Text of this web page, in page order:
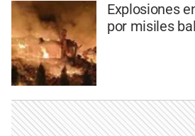
Explosiones
por misiles